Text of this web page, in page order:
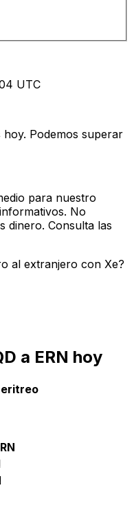
UTC
hoy. Podemos superar
para nuestro
No
dinero. Consulta las
al extranjero con Xe?
a ERN hoy
eritreo